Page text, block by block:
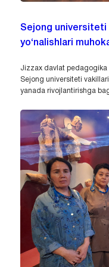
Sejong universiteti
yo‘nalishlari
Jizzax davlat pedagogika
Sejong universiteti
yanada rivojlantirishga